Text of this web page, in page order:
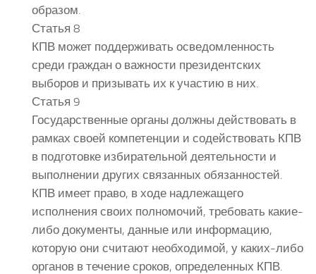
образом.
Статья 8
КПВ может поддерживать осведомленность
среди граждан о важности президентских
выборов и призывать их к участию в них.
Статья 9
Государственные органы должны действовать в
рамках своей компетенции и содействовать КПВ
в подготовке избирательной деятельности и
выполнении других связанных обязанностей.
КПВ имеет право, в ходе надлежащего
исполнения своих полномочий, требовать какие-
либо документы, данные или информацию,
которую они считают необходимой, у каких-либо
органов в течение сроков, определенных КПВ.